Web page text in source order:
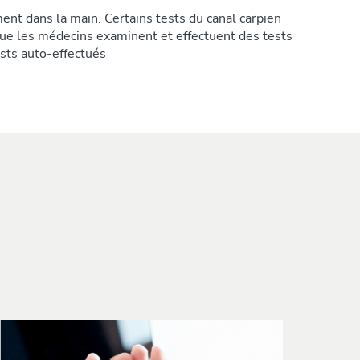
dans la main. Certains tests du canal carpien
les médecins examinent et effectuent des tests
auto-effectués